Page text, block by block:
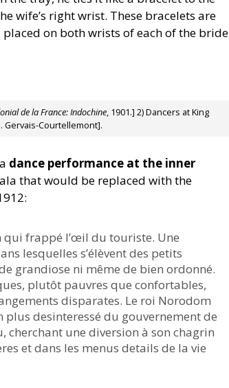
wife’s right wrist. These bracelets are
on both wrists of each of the bride
de la France: Indochine , 1901.] 2) Dancers at King
Gervais-Courtellemont].
dance performance at the inner
that would be replaced with the
qui frappé l’œil du touriste. Une
lesquelles s’élèvent des petits
grandiose ni même de bien ordonné.
plutôt pauvres que confortables,
disparates. Le roi Norodom
desinteressé du gouvernement de
cherchant une diversion à son chagrin
et dans les menus details de la vie